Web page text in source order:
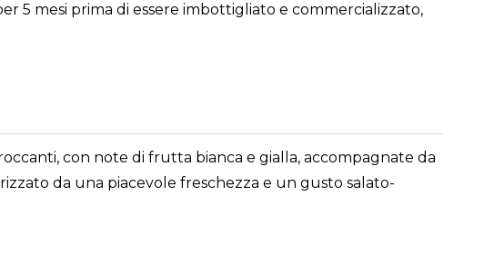
5 mesi prima di essere imbottigliato e commercializzato,
con note di frutta bianca e gialla, accompagnate da
da una piacevole freschezza e un gusto salato-